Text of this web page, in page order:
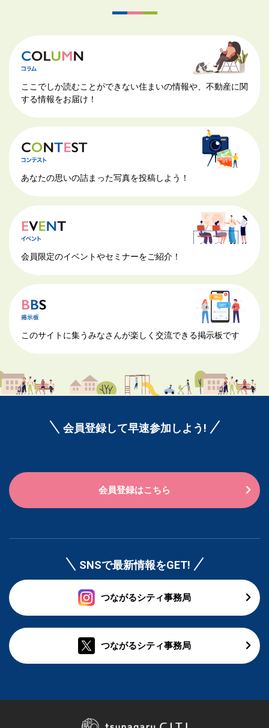
ここでしか読むことができない住まいの情報や、不動産に関
する情報をお届け！
あなたの思いの詰まった写真を投稿しよう！
会員限定のイベントやセミナーをご紹介！
このサイトに集うみなさんが楽しく交流できる掲示板です
会員登録して早速参加しよう!
会員登録はこちら
SNSで最新情報をGET!
つながるシティ事務局
つながるシティ事務局